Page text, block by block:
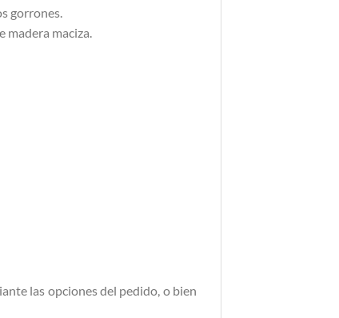
gorrones.
madera maciza.
las opciones del pedido, o bien